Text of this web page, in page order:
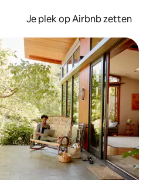
Je plek op Airbnb zetten